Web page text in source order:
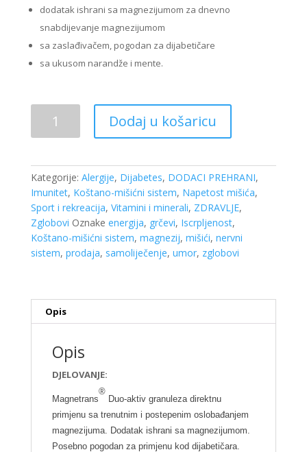
dodatak ishrani sa magnezijumom za dnevno
snabdijevanje magnezijumom
sa zaslađivačem, pogodan za dijabetičare
sa ukusom narandže i mente.
400mg
Duo
20
kesica
količina
Dodaj u košaricu
Kategorije: Alergije, Dijabetes, DODACI PREHRANI,
Imunitet, Koštano-mišićni sistem, Napetost mišića,
Sport i rekreacija, Vitamini i minerali, ZDRAVLJE,
Zglobovi Oznake energija, grčevi, Iscrpljenost,
Koštano-mišićni sistem, magnezij, mišići, nervni
sistem, prodaja, samoliječenje, umor, zglobovi
Opis
Opis
DJELOVANJE:
Magnetrans
®
Duo-aktiv granuleza direktnu
primjenu sa trenutnim i postepenim oslobađanjem
magnezijuma. Dodatak ishrani sa magnezijumom.
Posebno pogodan za primjenu kod dijabetičara.